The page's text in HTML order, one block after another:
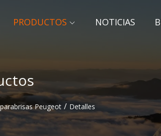
PRODUCTOS NOTICIAS
Peugeot / Detalles